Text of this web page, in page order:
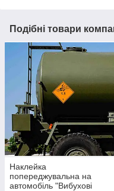
Подібні товари
Наклейка
попереджувальна на
автомобіль "Вибухові